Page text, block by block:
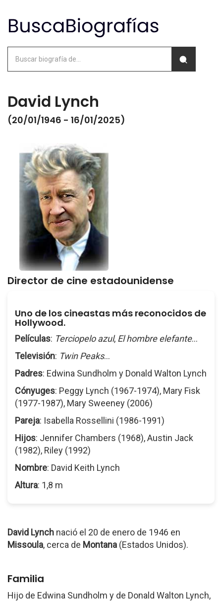
David Lynch
(20/01/1946 - 16/01/2025)
Director de cine estadounidense
Uno de los cineastas más reconocidos de
Hollywood.
Películas: Terciopelo azul, El hombre elefante...
Televisión: Twin Peaks...
Padres: Edwina Sundholm y Donald Walton Lynch
Cónyuges: Peggy Lynch (1967-1974), Mary Fisk
(1977-1987), Mary Sweeney (2006)
Pareja: Isabella Rossellini (1986-1991)
Hijos: Jennifer Chambers (1968), Austin Jack
(1982), Riley (1992)
Nombre: David Keith Lynch
Altura: 1,8 m
David Lynch nació el 20 de enero de 1946 en
Missoula, cerca de Montana (Estados Unidos).
Familia
Hijo de Edwina Sundholm y de Donald Walton Lynch,